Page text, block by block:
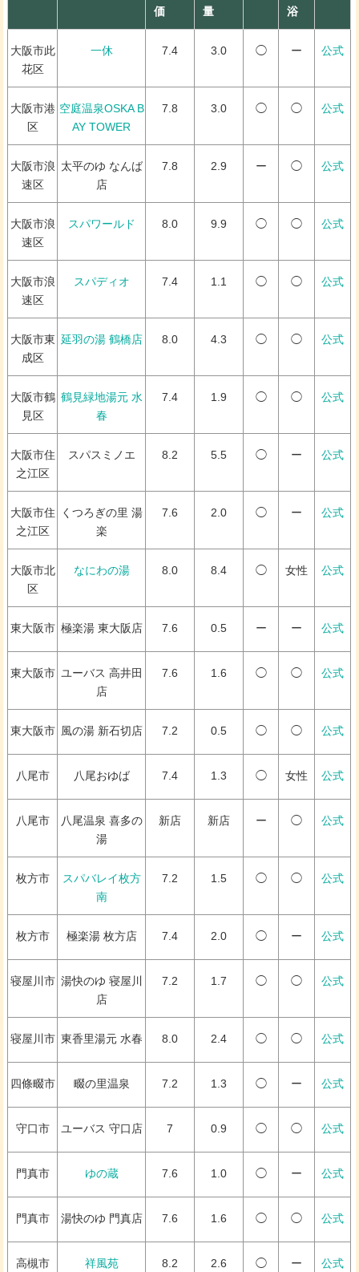
価
量
浴
大阪市此
花区
一休 7.4 3.0 ◯ ー 公式
大阪市港
区
空庭温泉OSKA B
AY TOWER
7.8 3.0 ◯ ◯ 公式
大阪市浪
速区
太平のゆ なんば
店
7.8 2.9 ー ◯ 公式
大阪市浪
速区
スパワールド 8.0 9.9 ◯ ◯ 公式
大阪市浪
速区
スパディオ 7.4 1.1 ◯ ◯ 公式
大阪市東
成区
延羽の湯 鶴橋店 8.0 4.3 ◯ ◯ 公式
大阪市鶴
見区
鶴見緑地湯元 水
春
7.4 1.9 ◯ ◯ 公式
大阪市住
之江区
スパスミノエ 8.2 5.5 ◯ ー 公式
大阪市住
之江区
くつろぎの里 湯
楽
7.6 2.0 ◯ ー 公式
大阪市北
区
なにわの湯 8.0 8.4 ◯ 女性 公式
東大阪市 極楽湯 東大阪店 7.6 0.5 ー ー 公式
東大阪市 ユーバス 高井田
店
7.6 1.6 ◯ ◯ 公式
東大阪市 風の湯 新石切店 7.2 0.5 ◯ ◯ 公式
八尾市 八尾おゆば 7.4 1.3 ◯ 女性 公式
八尾市
八尾温泉 喜多の
湯
新店 新店 ー ◯ 公式
枚方市
スパバレイ枚方
南
7.2 1.5 ◯ ◯ 公式
枚方市 極楽湯 枚方店 7.4 2.0 ◯ ー 公式
寝屋川市 湯快のゆ 寝屋川
店
7.2 1.7 ◯ ◯ 公式
寝屋川市 東香里湯元 水春 8.0 2.4 ◯ ◯ 公式
四條畷市 畷の里温泉 7.2 1.3 ◯ ー 公式
守口市 ユーバス 守口店 7 0.9 ◯ ◯ 公式
門真市 ゆの蔵 7.6 1.0 ◯ ー 公式
門真市 湯快のゆ 門真店 7.6 1.6 ◯ ◯ 公式
高槻市 祥風苑 8.2 2.6 ◯ ー 公式